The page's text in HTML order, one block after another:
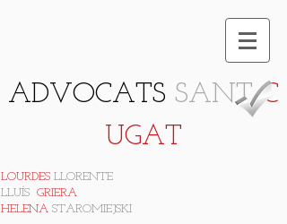
ADVOCATS SANT C
UGAT
LOURDES LLORENTE
LLUÍS GRIERA
HELENA STAROMIEJSKI